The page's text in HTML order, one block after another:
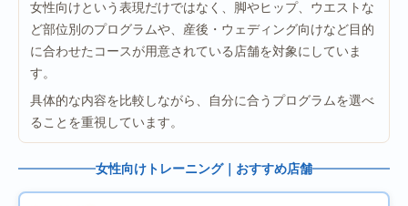
女性向けという表現だけではなく、脚やヒップ、ウエストな
ど部位別のプログラムや、産後・ウェディング向けなど目的
に合わせたコースが用意されている店舗を対象にしていま
す。
具体的な内容を比較しながら、自分に合うプログラムを選べ
ることを重視しています。
女性向けトレーニング｜おすすめ店舗